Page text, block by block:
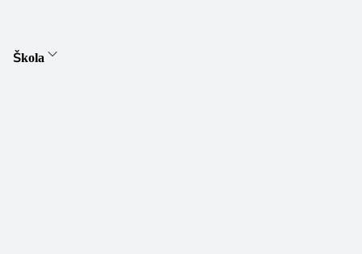
Škola